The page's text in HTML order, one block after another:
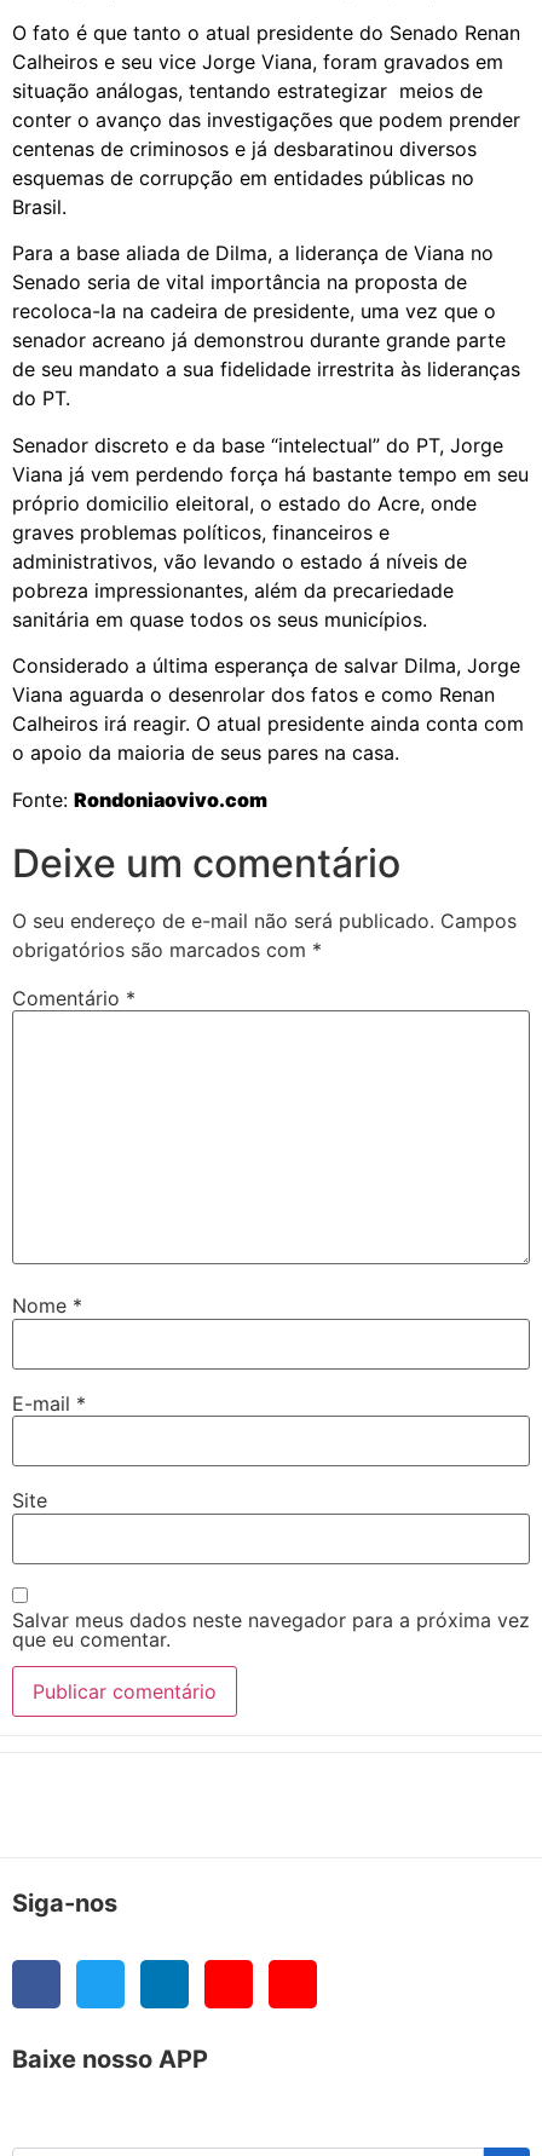
O fato é que tanto o atual presidente do Senado Renan
Calheiros e seu vice Jorge Viana, foram gravados em
situação análogas, tentando estrategizar meios de
conter o avanço das investigações que podem prender
centenas de criminosos e já desbaratinou diversos
esquemas de corrupção em entidades públicas no
Brasil.
Para a base aliada de Dilma, a liderança de Viana no
Senado seria de vital importância na proposta de
recoloca-la na cadeira de presidente, uma vez que o
senador acreano já demonstrou durante grande parte
de seu mandato a sua fidelidade irrestrita às lideranças
do PT.
Senador discreto e da base “intelectual” do PT, Jorge
Viana já vem perdendo força há bastante tempo em seu
próprio domicilio eleitoral, o estado do Acre, onde
graves problemas políticos, financeiros e
administrativos, vão levando o estado á níveis de
pobreza impressionantes, além da precariedade
sanitária em quase todos os seus municípios.
Considerado a última esperança de salvar Dilma, Jorge
Viana aguarda o desenrolar dos fatos e como Renan
Calheiros irá reagir. O atual presidente ainda conta com
o apoio da maioria de seus pares na casa.
Fonte: Rondoniaovivo.com
Deixe um comentário
O seu endereço de e-mail não será publicado. Campos
obrigatórios são marcados com *
Comentário *
Nome *
E-mail *
Site
Salvar meus dados neste navegador para a próxima vez
que eu comentar.
Siga-nos
Baixe nosso APP